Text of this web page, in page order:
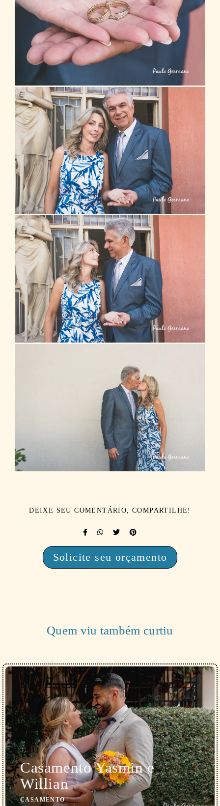
DEIXE SEU COMENTÁRIO, COMPARTILHE!
Solicite seu orçamento
Quem viu também curtiu
Casamento Yasmin e
Willian
CASAMENTO